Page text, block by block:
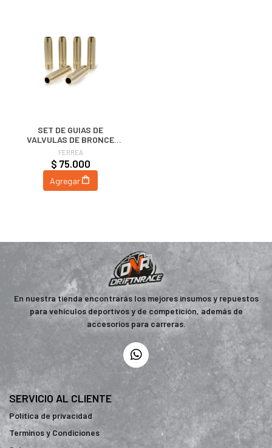
SET DE GUIAS DE
VALVULAS DE BRONCE
5.5MM - HONDA K20 - K24 |
FERREA
FERREA
$ 75.000
Agregar
En nuestra tienda encontrarás los mejores insumos y repuestos
para vehículos deportivos y de competición, además de
accesorios para carreras.
SERVICIO AL CLIENTE
Política de privacidad
Terminos y Condiciones